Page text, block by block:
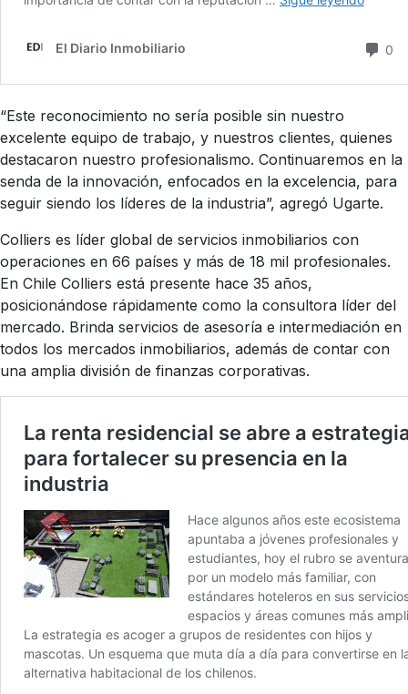
“Este reconocimiento no sería posible sin nuestro
excelente equipo de trabajo, y nuestros clientes, quienes
destacaron nuestro profesionalismo. Continuaremos en la
senda de la innovación, enfocados en la excelencia, para
seguir siendo los líderes de la industria”, agregó Ugarte.
Colliers es líder global de servicios inmobiliarios con
operaciones en 66 países y más de 18 mil profesionales.
En Chile Colliers está presente hace 35 años,
posicionándose rápidamente como la consultora líder del
mercado. Brinda servicios de asesoría e intermediación en
todos los mercados inmobiliarios, además de contar con
una amplia división de finanzas corporativas.